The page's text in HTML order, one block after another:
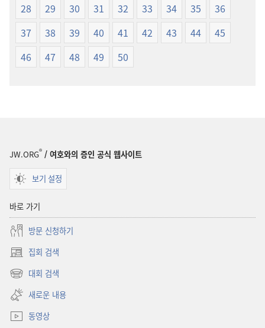
28
29 30 31 32 33 34 35
36
37
38 39 40 41 42 43 44
45
46
47 48 49 50
JW.ORG® / 여호와의 증인 공식 웹사이트
보기 설정
바로 가기
방문 신청하기
집회 검색
(새로운
창
대회 검색
(새로운
창
열기)
새로운 내용
동영상